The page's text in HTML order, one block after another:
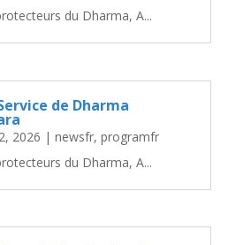
du Dharma, A...
de Dharma
2026 | newsfr, programfr
du Dharma, A...